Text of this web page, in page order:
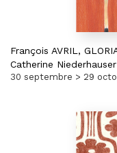
François AVRIL,
Catherine
30 septembre > 29